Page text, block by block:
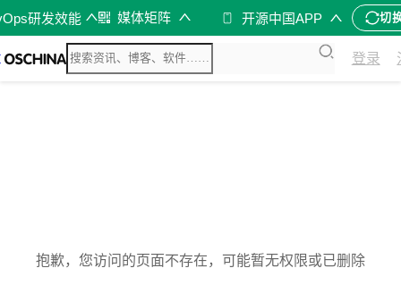
研发效能 媒体矩阵 开源中国APP 切
登录
抱歉，您访问的页面不存在，可能暂无权限或已删除